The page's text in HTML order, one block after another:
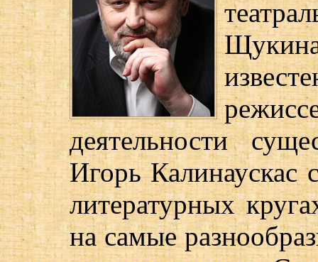
деятельности
Игорь Калинаускас
литературных
на самые